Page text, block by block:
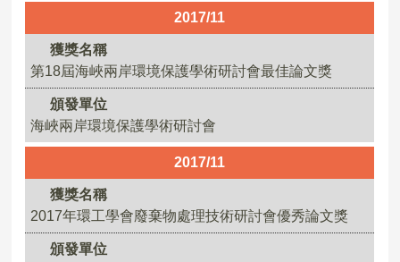
2017/11
獲獎名稱
第18屆海峽兩岸環境保護學術研討會最佳論文獎
頒發單位
海峽兩岸環境保護學術研討會
2017/11
獲獎名稱
2017年環工學會廢棄物處理技術研討會優秀論文獎
頒發單位